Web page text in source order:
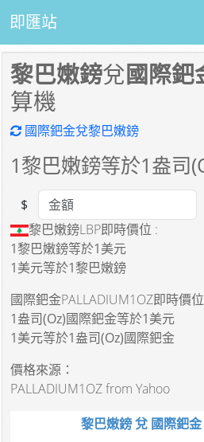
即匯站
黎巴嫩鎊兌國際鈀
算機
國際鈀金兌黎巴嫩鎊
1黎巴嫩鎊等於1盎司
Amount
$
黎巴嫩鎊LBP即時價位 :
1黎巴嫩鎊等於1美元
1美元等於1黎巴嫩鎊
國際鈀金PALLADIUM1OZ即時價
1盎司(Oz)國際鈀金等於1美元
1美元等於1盎司(Oz)國際鈀金
價格來源：
PALLADIUM1OZ from Yahoo
黎巴嫩鎊 兌 國際鈀